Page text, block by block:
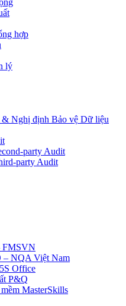
hợp
lý
Nghị định Bảo vệ Dữ liệu
party Audit
party Audit
FMSVN
– NQA Việt Nam
Office
P&Q
MasterSkills